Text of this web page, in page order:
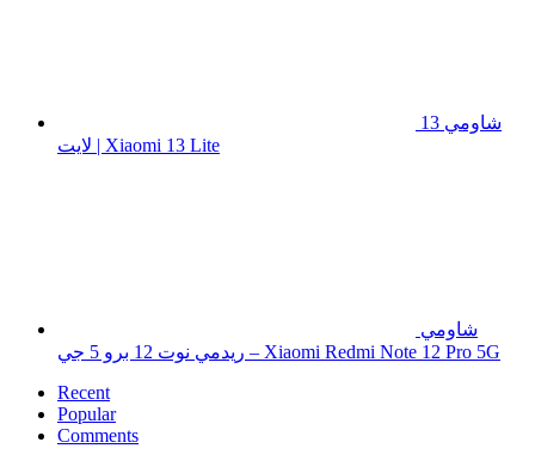
شاومي 13
لايت | Xiaomi 13 Lite
شاومي
ريدمي نوت 12 برو 5 جي – Xiaomi Redmi Note 12 Pro 5G
Recent
Popular
Comments